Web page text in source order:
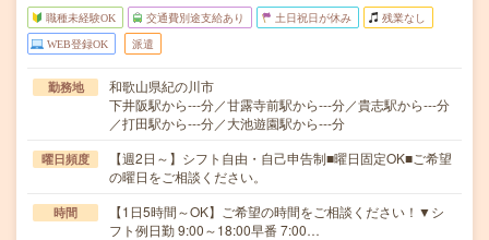
職種未経験OK 交通費別途支給あり 土日祝日が休み 残業なし
WEB登録OK 派遣
勤務地
和歌山県紀の川市
下井阪駅から---分／甘露寺前駅から---分／貴志駅から---分
／打田駅から---分／大池遊園駅から---分
曜日頻度
【週2日～】シフト自由・自己申告制■曜日固定OK■ご希望
の曜日をご相談ください。
時間
【1日5時間～OK】ご希望の時間をご相談ください！▼シ
フト例日勤 9:00～18:00早番 7:00…